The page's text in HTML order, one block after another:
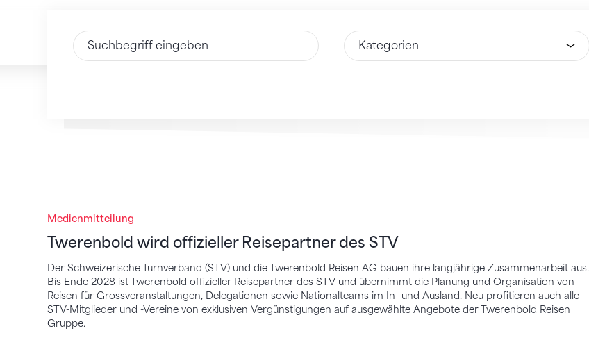
Text eingeben Wähle Option
Medienmitteilung
Twerenbold wird offizieller Reisepartner des STV
Der Schweizerische Turnverband (STV) und die Twerenbold Reisen AG bauen ihre langjährige Zusammenarbeit aus.
Bis Ende 2028 ist Twerenbold offizieller Reisepartner des STV und übernimmt die Planung und Organisation von
Reisen für Grossveranstaltungen, Delegationen sowie Nationalteams im In- und Ausland. Neu profitieren auch alle
STV-Mitglieder und -Vereine von exklusiven Vergünstigungen auf ausgewählte Angebote der Twerenbold Reisen
Gruppe.
Twerenbold wird offizieller Reisepartner des STV